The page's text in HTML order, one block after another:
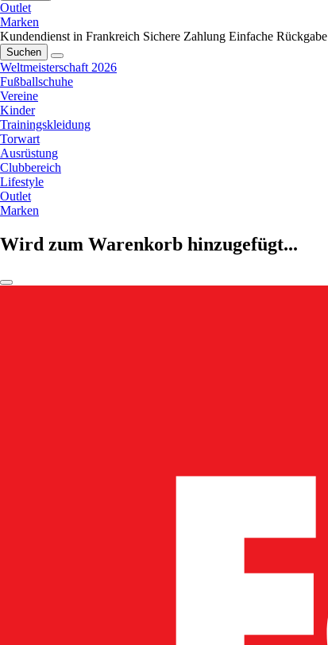
Outlet
Marken
Kundendienst in Frankreich Sichere Zahlung Einfache Rückgabe
Suchen
Weltmeisterschaft 2026
Fußballschuhe
Vereine
Kinder
Trainingskleidung
Torwart
Ausrüstung
Clubbereich
Lifestyle
Outlet
Marken
Wird zum Warenkorb hinzugefügt...